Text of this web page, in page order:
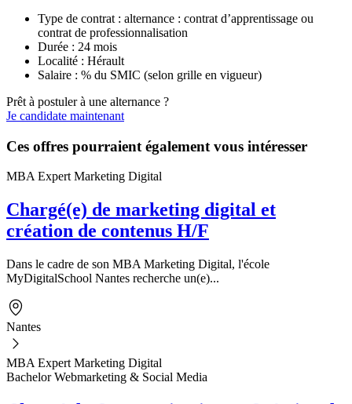
Type de contrat : alternance : contrat d’apprentissage ou
contrat de professionnalisation
Durée : 24 mois
Localité : Hérault
Salaire : % du SMIC (selon grille en vigueur)
Prêt à postuler à une alternance ?
Je candidate maintenant
Ces offres pourraient également vous intéresser
MBA Expert Marketing Digital
Chargé(e) de marketing digital et
création de contenus H/F
Dans le cadre de son MBA Marketing Digital, l'école
MyDigitalSchool Nantes recherche un(e)...
Nantes
MBA Expert Marketing Digital
Bachelor Webmarketing & Social Media